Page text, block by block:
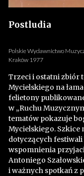
Postludia
Polskie Wydawnictwo
Kraków 1977
Trzeci i ostatni zbiór
Mycielskiego na
felietony
w „Ruchu
tematów pokazuje
Mycielskiego. Szkice
dotyczących festiwali
wspomnienia
Antoniego
i ważnych spotkań z